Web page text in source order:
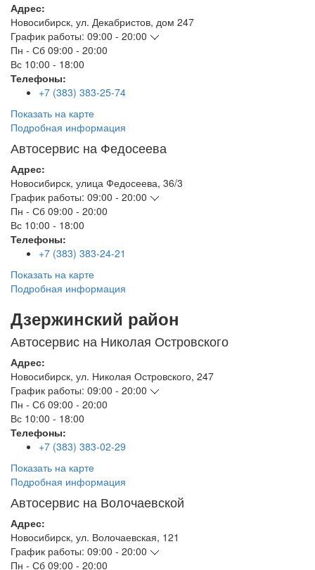
Адрес:
Новосибирск, ул. Декабристов, дом 247
График работы: 09:00 - 20:00
Пн - Сб 09:00 - 20:00
Вс 10:00 - 18:00
Телефоны:
+7 (383) 383-25-74
Показать на карте
Подробная информация
Автосервис на Федосеева
Адрес:
Новосибирск, улица Федосеева, 36/3
График работы: 09:00 - 20:00
Пн - Сб 09:00 - 20:00
Вс 10:00 - 18:00
Телефоны:
+7 (383) 383-24-21
Показать на карте
Подробная информация
Дзержинский район
Автосервис на Николая Островского
Адрес:
Новосибирск, ул. Николая Островского, 247
График работы: 09:00 - 20:00
Пн - Сб 09:00 - 20:00
Вс 10:00 - 18:00
Телефоны:
+7 (383) 383-02-29
Показать на карте
Подробная информация
Автосервис на Волочаевской
Адрес:
Новосибирск, ул. Волочаевская, 121
График работы: 09:00 - 20:00
Пн - Сб 09:00 - 20:00